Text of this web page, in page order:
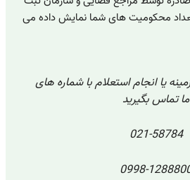
محکومیت های شما نمایش داده می
یا انجام استعلام با شماره های
ما تماس بگیرید
021-58784
0998-